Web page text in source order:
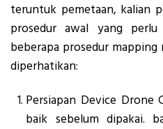
teruntuk pemetaan, kalian
prosedur awal yang
beberapa prosedur
diperhatikan:
Persiapan Device
baik sebelum dipakai.